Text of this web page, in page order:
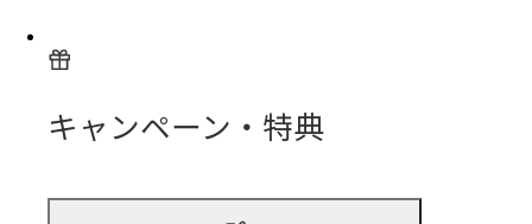
キャンペーン・特典